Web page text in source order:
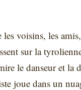
voisins, les
sur la
le danseur et la
joue dans un